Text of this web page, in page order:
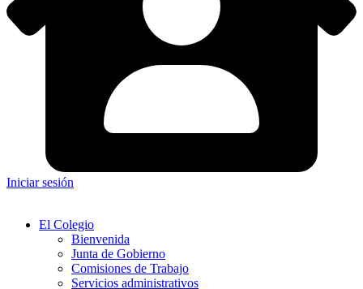
Iniciar sesión
El Colegio
Bienvenida
Junta de Gobierno
Comisiones de Trabajo
Servicios administrativos